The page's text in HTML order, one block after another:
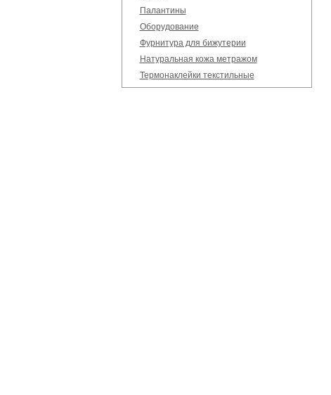
Палантины
Оборудование
Фурнитура для бижутерии
Натуральная кожа метражом
Термонаклейки текстильные